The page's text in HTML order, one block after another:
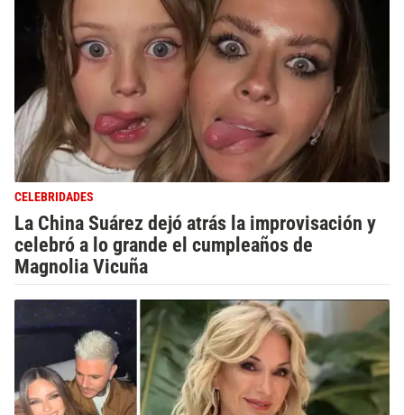
CELEBRIDADES
La China Suárez dejó atrás la improvisación y
celebró a lo grande el cumpleaños de
Magnolia Vicuña